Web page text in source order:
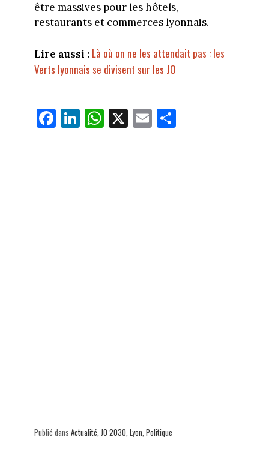
être massives pour les hôtels,
restaurants et commerces lyonnais.
Lire aussi : Là où on ne les attendait pas : les
Verts lyonnais se divisent sur les JO
Fa
ce
Li
nk
W
ha
X E
m
Pa
Publié dans Actualité, JO 2030, Lyon, Politique